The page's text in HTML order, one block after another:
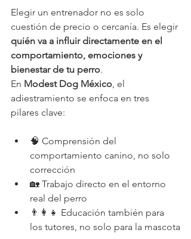
Elegir un entrenador no es solo
cuestión de precio o cercanía. Es elegir
quién va a influir directamente en el
comportamiento, emociones y
bienestar de tu perro.
En Modest Dog México , el
adiestramiento se enfoca en tres
pilares clave:
🧠 Comprensión del
comportamiento canino, no solo
corrección
🏡 Trabajo directo en el entorno
real del perro
👨‍👩‍👧 Educación también para
los tutores, no solo para la mascota